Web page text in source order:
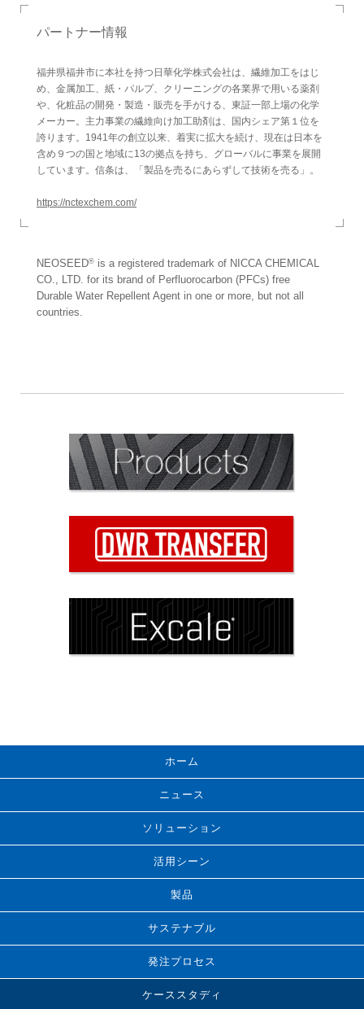
パートナー情報
福井県福井市に本社を持つ日華化学株式会社は、繊維加工をはじ
め、金属加工、紙・パルプ、クリーニングの各業界で用いる薬剤
や、化粧品の開発・製造・販売を手がける、東証一部上場の化学
メーカー。主力事業の繊維向け加工助剤は、国内シェア第１位を
誇ります。1941年の創立以来、着実に拡大を続け、現在は日本を
含め９つの国と地域に13の拠点を持ち、グローバルに事業を展開
しています。信条は、「製品を売るにあらずして技術を売る」。
https://nctexchem.com/
NEOSEED® is a registered trademark of NICCA CHEMICAL
CO., LTD. for its brand of Perfluorocarbon (PFCs) free
Durable Water Repellent Agent in one or more, but not all
countries.
ホーム
ニュース
ソリューション
活用シーン
製品
サステナブル
発注プロセス
ケーススタディ